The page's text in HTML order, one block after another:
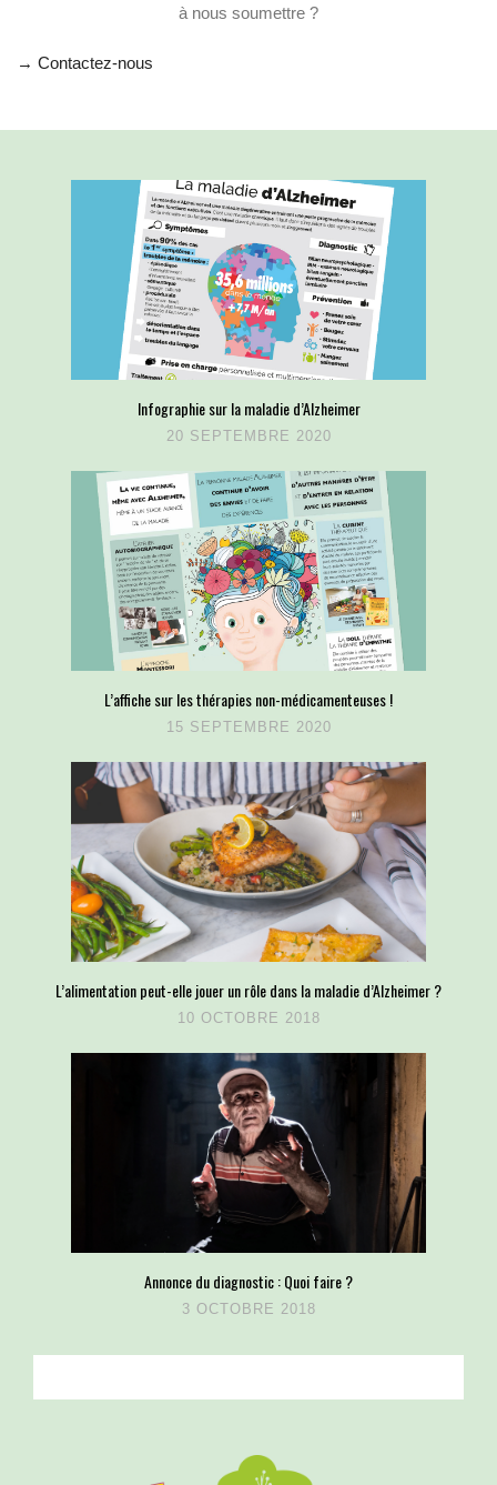
à nous soumettre ?
→ Contactez-nous
Infographie sur la maladie d’Alzheimer
20 SEPTEMBRE 2020
L’affiche sur les thérapies non-médicamenteuses !
15 SEPTEMBRE 2020
L’alimentation peut-elle jouer un rôle dans la maladie d’Alzheimer ?
10 OCTOBRE 2018
Annonce du diagnostic : Quoi faire ?
3 OCTOBRE 2018